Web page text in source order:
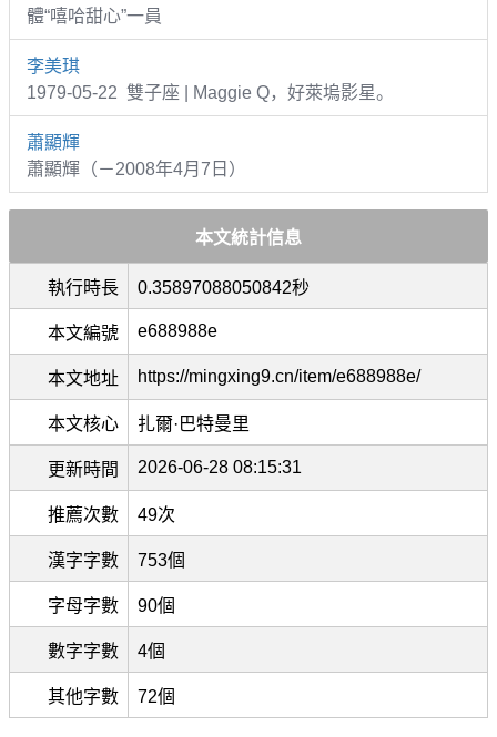
體“嘻哈甜心”一員
李美琪
1979-05-22 雙子座 | Maggie Q，好萊塢影星。
蕭顯輝
蕭顯輝（－2008年4月7日）
本文統計信息
執行時長 0.35897088050842秒
本文編號 e688988e
本文地址 https://mingxing9.cn/item/e688988e/
本文核心 扎爾·巴特曼里
更新時間 2026-06-28 08:15:31
推薦次數 49次
漢字字數 753個
字母字數 90個
數字字數 4個
其他字數 72個